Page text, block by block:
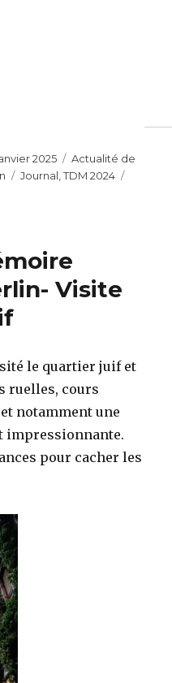
2025 Catégories
Actualité de
Étiquettes
Journal ,TDM 2024
Visite
le quartier juif et
ruelles, cours
notamment une
impressionnante.
pour cacher les